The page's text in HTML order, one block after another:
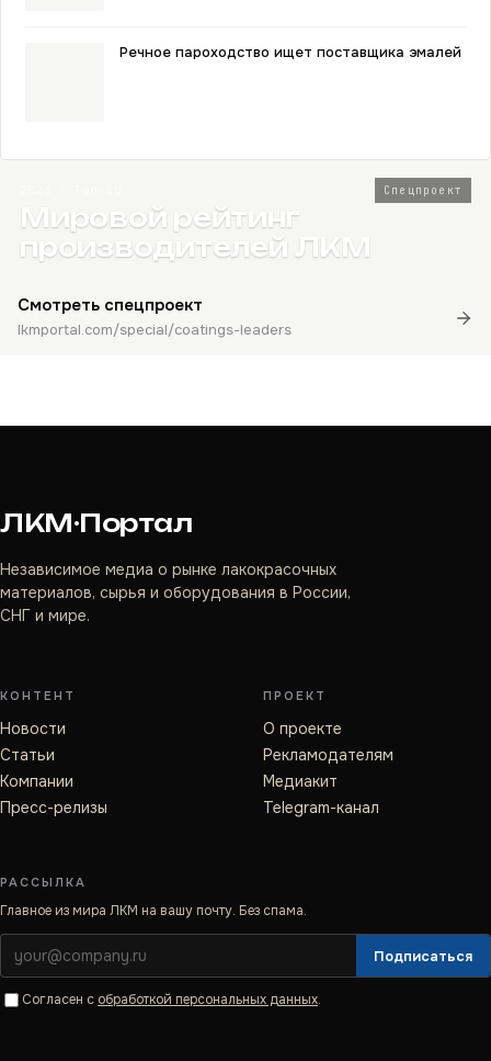
Речное пароходство ищет поставщика эмалей
Спецпроект
Мировой рейтинг
производителей ЛКМ
Смотреть спецпроект
lkmportal.com/special/coatings-leaders
ЛКМ·Портал
Независимое медиа о рынке лакокрасочных
материалов, сырья и оборудования в России,
СНГ и мире.
КОНТЕНТ
Новости
Статьи
Компании
Пресс-релизы
ПРОЕКТ
О проекте
Рекламодателям
Медиакит
Telegram-канал
РАССЫЛКА
Главное из мира ЛКМ на вашу почту. Без спама.
Подписаться
Согласен с обработкой персональных данных.